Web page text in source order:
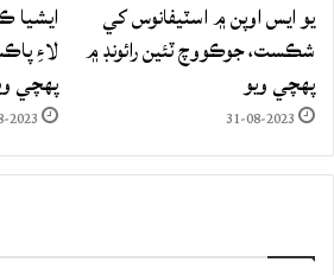
يو ايس اوپن ۾ اسٽيفانوس کي
شڪست، جوڪووچ ٽئين رائونڊ ۾
پهچي ويو
31-08-2023
ايشيا
لاءِ
پهچي
2023